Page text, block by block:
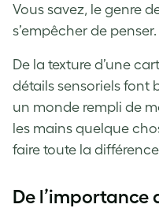
Vous savez, le genre
s’empêcher de penser.
De la texture d’une
détails sensoriels font
un monde rempli de
les mains quelque
faire toute la
De l’importance